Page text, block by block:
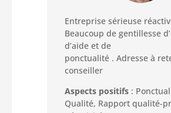
Entreprise sérieuse
Beaucoup de gentillesse
d’aide et de
ponctualité . Adresse à
conseiller
Aspects positifs:
Qualité, Rapport qualité-